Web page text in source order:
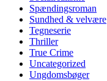
Spændingsroman
Sundhed & velvære
Tegneserie
Thriller
True Crime
Uncategorized
Ungdomsbøger